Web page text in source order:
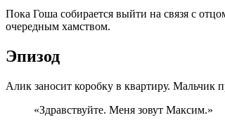
Пока Гоша собирается выйти на связя с
очередным хамством.
Эпизод
Алик заносит коробку в квартиру. Мальчик
«Здравствуйте. Меня зовут Максим.»